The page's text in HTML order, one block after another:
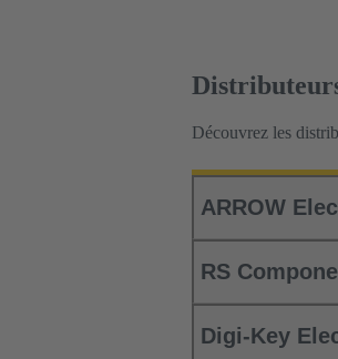
Découvrez les
ARROW
RS
Digi-Key